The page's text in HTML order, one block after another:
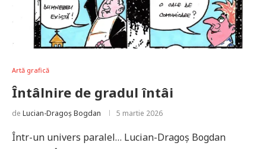
Artă grafică
Întâlnire de gradul întâi
de Lucian-Dragoș Bogdan 5 martie 2026
Într-un univers paralel… Lucian-Dragoș Bogdan